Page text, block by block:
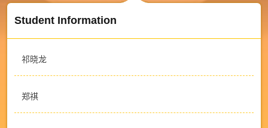
Student Information
祁晓龙
郑祺